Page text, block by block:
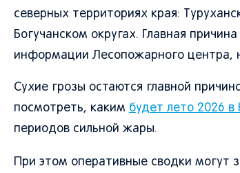
северных территориях края:
Богучанском округах. Главная
информации Лесопожарного центра,
Сухие грозы остаются главной
посмотреть, каким будет лето 2026 в
периодов сильной жары.
При этом оперативные сводки могут